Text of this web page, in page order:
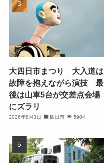
大四日市まつり 大入道は
故障を抱えながら演技 最
後は山車5台が交差点会場
にズラリ
2026年8月3日 四日市 5904